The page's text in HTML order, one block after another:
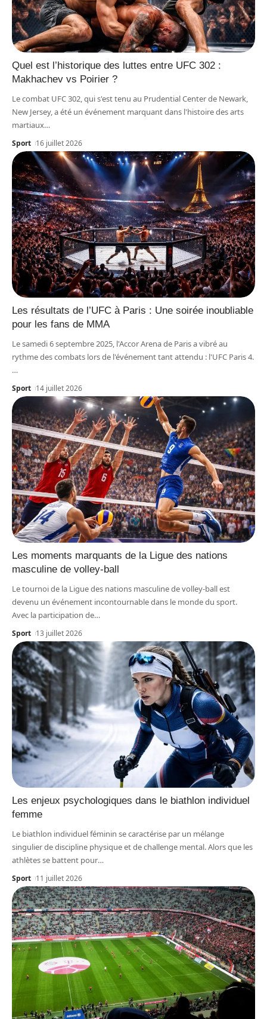
Quel est l’historique des luttes entre UFC 302 :
Makhachev vs Poirier ?
Le combat UFC 302, qui s'est tenu au Prudential Center de Newark,
New Jersey, a été un événement marquant dans l'histoire des arts
martiaux…
Sport 16 juillet 2026
Les résultats de l’UFC à Paris : Une soirée inoubliable
pour les fans de MMA
Le samedi 6 septembre 2025, l'Accor Arena de Paris a vibré au
rythme des combats lors de l'événement tant attendu : l'UFC Paris 4.
…
Sport 14 juillet 2026
Les moments marquants de la Ligue des nations
masculine de volley-ball
Le tournoi de la Ligue des nations masculine de volley-ball est
devenu un événement incontournable dans le monde du sport.
Avec la participation de…
Sport 13 juillet 2026
Les enjeux psychologiques dans le biathlon individuel
femme
Le biathlon individuel féminin se caractérise par un mélange
singulier de discipline physique et de challenge mental. Alors que les
athlètes se battent pour…
Sport 11 juillet 2026